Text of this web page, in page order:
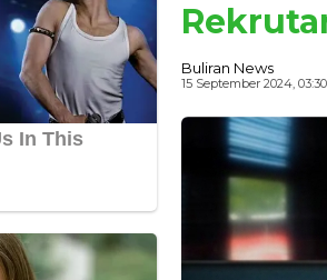
Buliran News
15 September 2024,